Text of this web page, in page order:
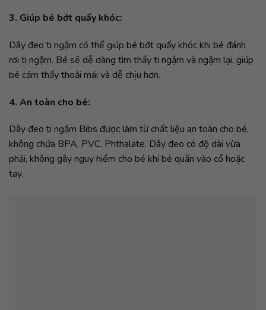
3. Giúp bé bớt quấy khóc:
Dây đeo ti ngậm có thể giúp bé bớt quấy khóc khi bé đánh
rơi ti ngậm. Bé sẽ dễ dàng tìm thấy ti ngậm và ngậm lại, giúp
bé cảm thấy thoải mái và dễ chịu hơn.
4. An toàn cho bé:
Dây đeo ti ngậm Bibs được làm từ chất liệu an toàn cho bé,
không chứa BPA, PVC, Phthalate. Dây đeo có độ dài vừa
phải, không gây nguy hiểm cho bé khi bé quấn vào cổ hoặc
tay.